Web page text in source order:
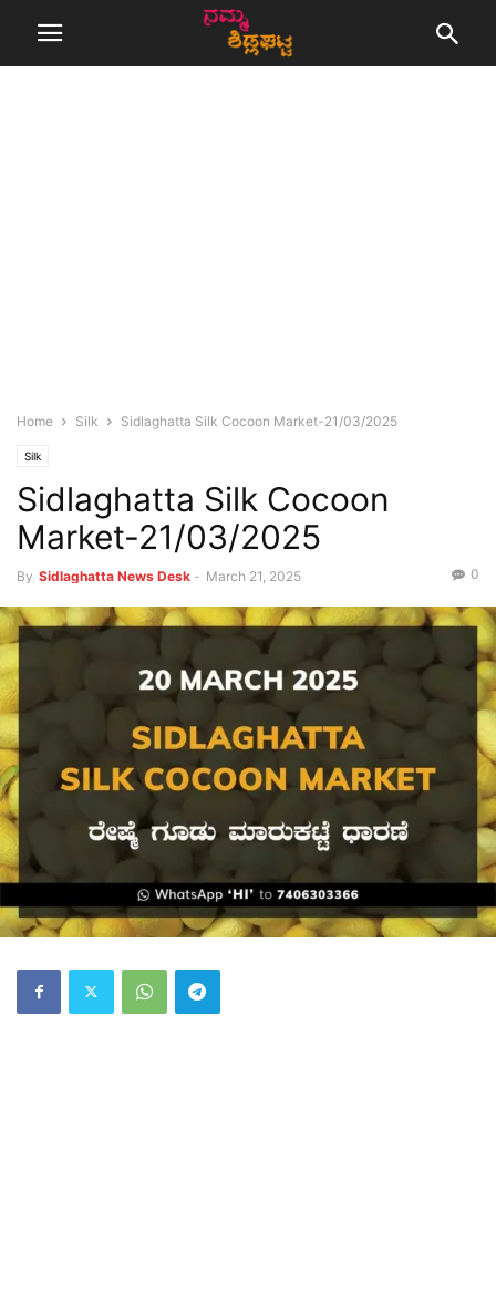
Home Silk Sidlaghatta Silk Cocoon Market-21/03/2025
Silk
Sidlaghatta Silk Cocoon
Market-21/03/2025
By Sidlaghatta News Desk - March 21, 2025 0